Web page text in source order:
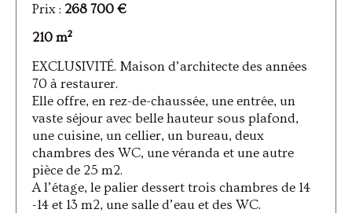
Prix : 268 700 €
210 m²
EXCLUSIVITÉ. Maison d’architecte des années
70 à restaurer.
Elle offre, en rez-de-chaussée, une entrée, un
vaste séjour avec belle hauteur sous plafond,
une cuisine, un cellier, un bureau, deux
chambres des WC, une véranda et une autre
pièce de 25 m2.
A l’étage, le palier dessert trois chambres de 14
-14 et 13 m2, une salle d’eau et des WC.